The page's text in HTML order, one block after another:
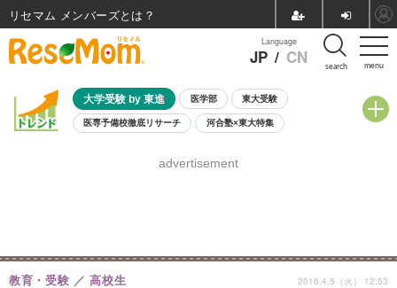
menu
Language
JP / CN search
大学受験 by 東進 医学部 東大受験
医専予備校徹底リサーチ 河合塾×東大特集
8月開催学校説明会・相談会
advertisement
教育・受験 高校生 2016.4.5（火） 12:53
リセマム メンバーズ